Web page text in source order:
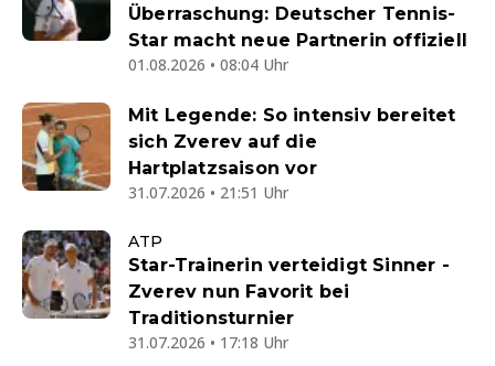
Überraschung: Deutscher Tennis-
Star macht neue Partnerin offiziell
01.08.2026 • 08:04 Uhr
Mit Legende: So intensiv bereitet
sich Zverev auf die
Hartplatzsaison vor
31.07.2026 • 21:51 Uhr
ATP
Star-Trainerin verteidigt Sinner -
Zverev nun Favorit bei
Traditionsturnier
31.07.2026 • 17:18 Uhr